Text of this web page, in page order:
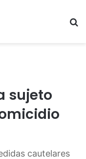
sujeto
cautelares